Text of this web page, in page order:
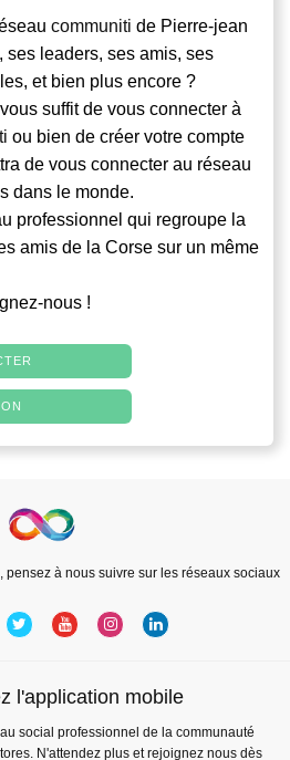
communiti de Pierre-jean
ses leaders, ses amis, ses
et bien plus encore ?
suffit de vous connecter à
ou bien de créer votre compte
de vous connecter au réseau
dans le monde.
professionnel qui regroupe la
amis de la Corse sur un même
nous !
pensez à nous suivre sur les réseaux sociaux
l'application mobile
social professionnel de la communauté
N'attendez plus et rejoignez nous dès